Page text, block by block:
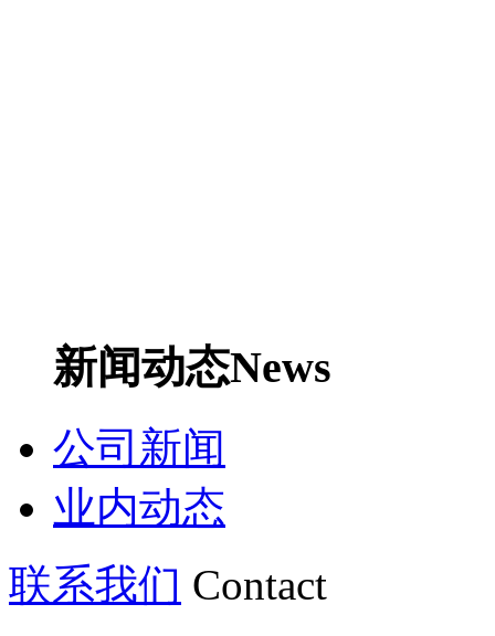
新闻动态News
公司新闻
业内动态
联系我们 Contact